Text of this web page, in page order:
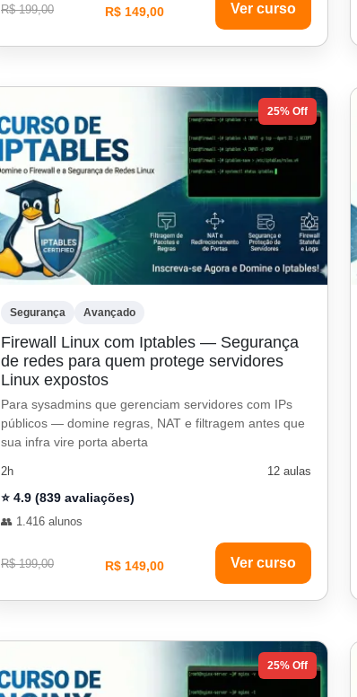
R$ 199,00 R$ 149,00 Ver curso
25% Off
Segurança Avançado
Firewall Linux com Iptables — Segurança
de redes para quem protege servidores
Linux expostos
Para sysadmins que gerenciam servidores com IPs
públicos — domine regras, NAT e filtragem antes que
sua infra vire porta aberta
2h 12 aulas
⭐ 4.9 (839 avaliações)
👥 1.416 alunos
R$ 199,00 R$ 149,00 Ver curso
25% Off